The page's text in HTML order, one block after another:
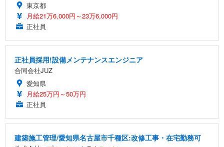
東京都
月給21万6,000円～23万6,000円
正社員
正社員採用!設備メンテナンスエンジニア
合同会社JUZ
愛知県
月給25万円～50万円
正社員
建築施工管理/愛知県名古屋市千種区:改修工事・在宅勤務可